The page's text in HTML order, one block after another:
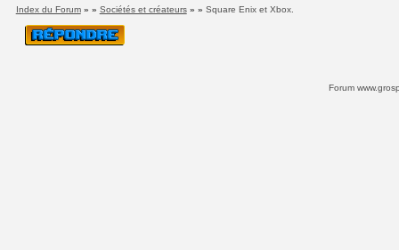
Index du Forum» » Sociétés et créateurs» » Square Enix et Xbox.
Forum